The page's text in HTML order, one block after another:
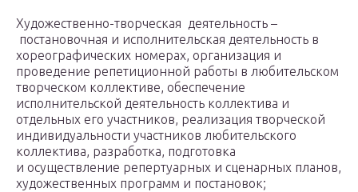
Художественно-творческая деятельность –
постановочная и исполнительская деятельность в
хореографических номерах, организация и
проведение репетиционной работы в любительском
творческом коллективе, обеспечение
исполнительской деятельность коллектива и
отдельных его участников, реализация творческой
индивидуальности участников любительского
коллектива, разработка, подготовка
и осуществление репертуарных и сценарных планов,
художественных программ и постановок;